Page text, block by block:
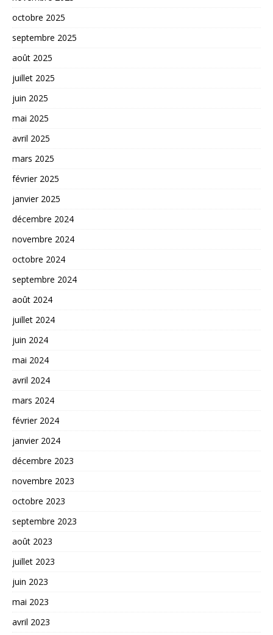
octobre 2025
septembre 2025
août 2025
juillet 2025
juin 2025
mai 2025
avril 2025
mars 2025
février 2025
janvier 2025
décembre 2024
novembre 2024
octobre 2024
septembre 2024
août 2024
juillet 2024
juin 2024
mai 2024
avril 2024
mars 2024
février 2024
janvier 2024
décembre 2023
novembre 2023
octobre 2023
septembre 2023
août 2023
juillet 2023
juin 2023
mai 2023
avril 2023